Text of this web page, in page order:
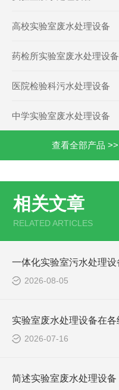
高校实验室废水处理设备
药检所实验室废水处理设备
医院检验科污水处理设备
中学实验室废水处理设备
查看全部产品 >>
相关文章
RELATED ARTICLES
2026-08-05
2026-07-16
简述实验室废水处理设备